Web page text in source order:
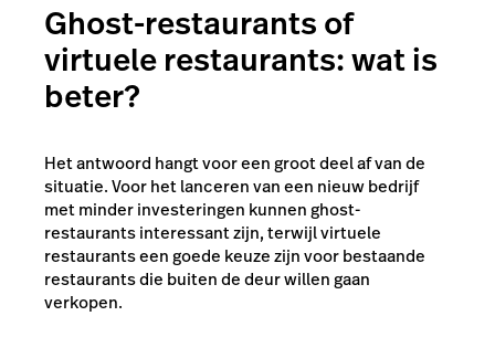
Ghost-restaurants of
virtuele restaurants: wat is
beter?
Het antwoord hangt voor een groot deel af van de
situatie. Voor het lanceren van een nieuw bedrijf
met minder investeringen kunnen ghost-
restaurants interessant zijn, terwijl virtuele
restaurants een goede keuze zijn voor bestaande
restaurants die buiten de deur willen gaan
verkopen.